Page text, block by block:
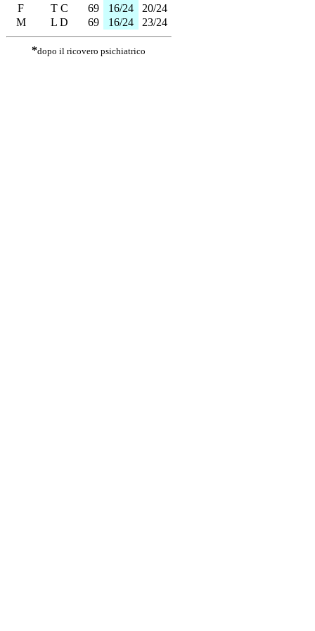
F
T C 69 16/24
20/24
M
L D 69 16/24 23/24
*dopo il ricovero psichiatrico